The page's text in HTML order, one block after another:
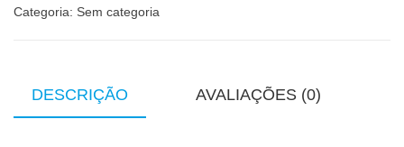
Categoria: Sem categoria
DESCRIÇÃO AVALIAÇÕES (0)